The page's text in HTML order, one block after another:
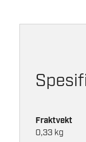
Fraktvekt
0,33 kg